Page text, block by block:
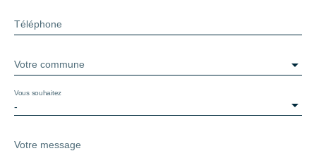
Téléphone
Votre commune
-
Vous souhaitez
Votre message